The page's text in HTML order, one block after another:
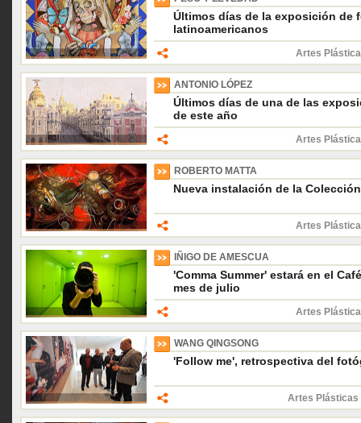
Últimos días de la exposición de
latinoamericanos
Artes
ANTONIO LÓPEZ
Últimos días de una de las
de este año
Artes
ROBERTO MATTA
Nueva instalación de la
Artes
IÑIGO DE AMESCUA
'Comma Summer' estará en el
mes de julio
Artes
WANG QINGSONG
'Follow me', retrospectiva del
Artes Plásticas